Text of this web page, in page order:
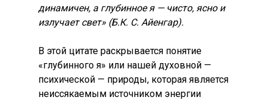
динамичен, а глубинное я — чисто, ясно и
излучает свет» (Б.К. С. Айенгар).
В этой цитате раскрывается понятие
«глубинного я» или нашей духовной —
психической — природы, которая является
неиссякаемым источником энергии